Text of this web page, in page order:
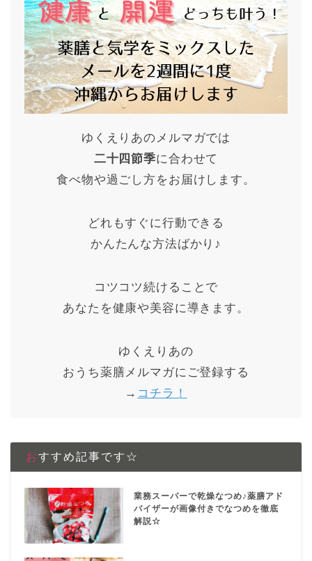
ゆくえりあのメルマガでは
二十四節季に合わせて
食べ物や過ごし方をお届けします。
どれもすぐに行動できる
かんたんな方法ばかり♪
コツコツ続けることで
あなたを健康や美容に導きます。
ゆくえりあの
おうち薬膳メルマガにご登録する
→ コチラ！
おすすめ記事です☆
業務スーパーで乾燥なつめ♪薬膳アド
バイザーが画像付きでなつめを徹底
解説☆